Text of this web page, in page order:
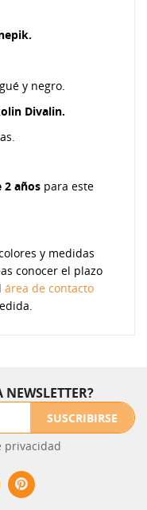
y negro.
Divalin.
2 años para este
y medidas
conocer el plazo
área de contacto
NEWSLETTER?
SUSCRIBIRSE
privacidad